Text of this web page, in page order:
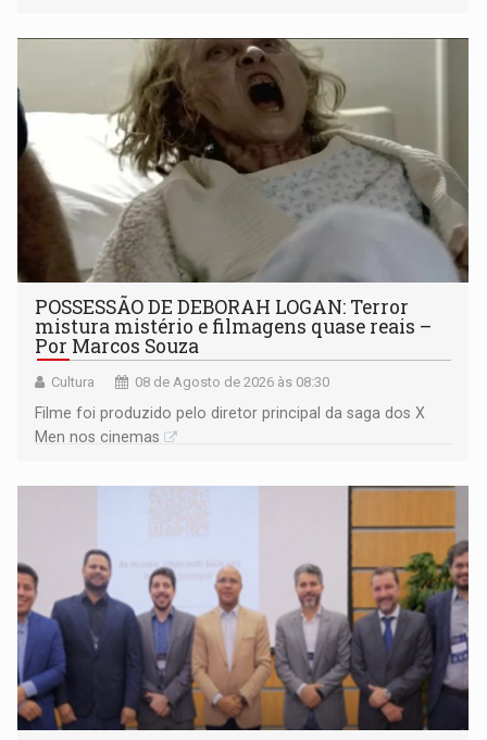
POSSESSÃO DE DEBORAH LOGAN: Terror
mistura mistério e filmagens quase reais –
Por Marcos Souza
Cultura 08 de Agosto de 2026 às 08:30
Filme foi produzido pelo diretor principal da saga dos X
Men nos cinemas